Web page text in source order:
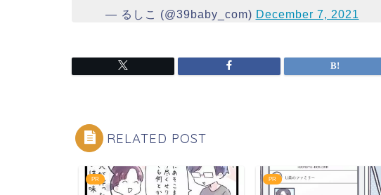
— るしこ (@39baby_com) December 7, 2021
RELATED POST
PR PR